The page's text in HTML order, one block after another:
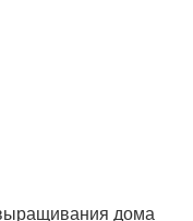
дома